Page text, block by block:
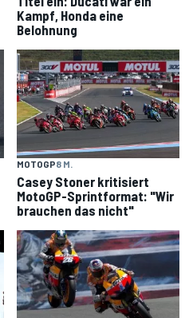
Kampf, Honda eine
Belohnung
MOTOGP8 M.
Casey Stoner kritisiert
MotoGP-Sprintformat: "Wir
brauchen das nicht"